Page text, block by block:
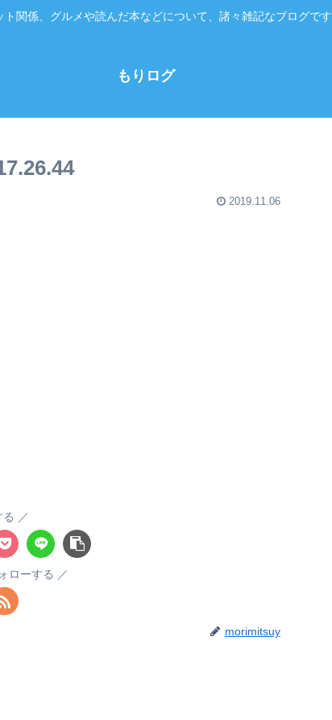
ト関係、グルメや読んだ本などについて、諸々雑記なブログです
もりログ
2019.11.06
る
ローする
morimitsuy